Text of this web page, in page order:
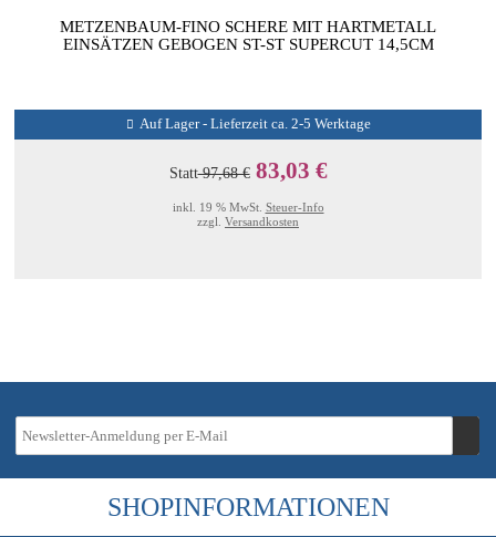
METZENBAUM-FINO SCHERE MIT HARTMETALL
EINSÄTZEN GEBOGEN ST-ST SUPERCUT 14,5CM
Auf Lager - Lieferzeit ca. 2-5 Werktage
Statt97,68 € 83,03 €
inkl. 19 % MwSt. Steuer-Info
zzgl. Versandkosten
SHOPINFORMATIONEN